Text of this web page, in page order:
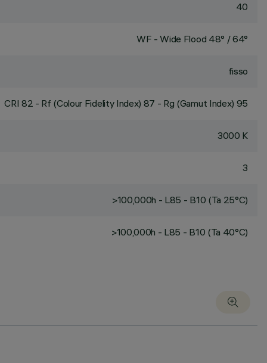
40
WF - Wide Flood 48° / 64°
fisso
CRI 82 - Rf (Colour Fidelity Index) 87 - Rg (Gamut Index) 95
3000 K
3
>100,000h - L85 - B10 (Ta 25°C)
>100,000h - L85 - B10 (Ta 40°C)